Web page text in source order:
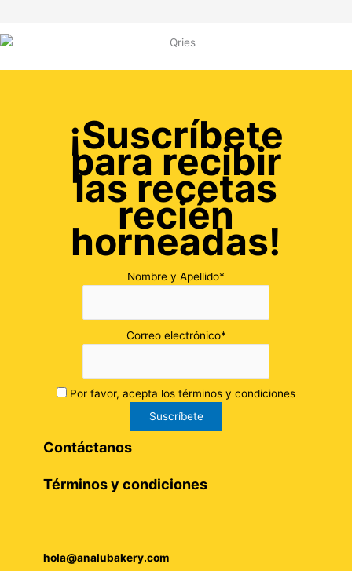
¡Suscríbete
para recibir
las recetas
recién
horneadas!
Nombre y Apellido*
Correo electrónico*
Por favor, acepta los términos y condiciones
Contáctanos
Términos y condiciones
hola@analubakery.com